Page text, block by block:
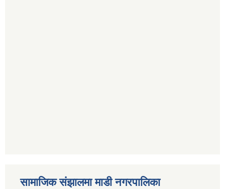
सामाजिक संझालमा माडी नगरपालिका